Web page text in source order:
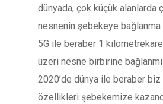
dünyada, çok küçük alanlarda
nesnenin şebekeye
5G ile beraber 1
üzeri nesne birbirine
2020’de dünya ile beraber biz
özellikleri şebekemize